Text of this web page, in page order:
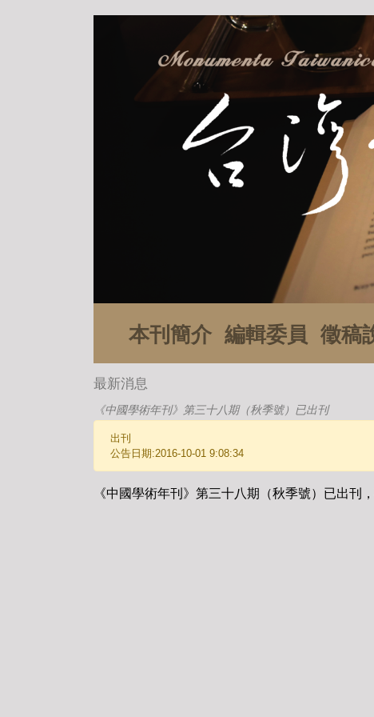
本刊簡介 編輯委員 徵稿
最新消息
《中國學術年刊》第三十八期（秋季號）已出刊
出刊
公告日期:2016-10-01 9:08:34
《中國學術年刊》第三十八期（秋季號）已出刊